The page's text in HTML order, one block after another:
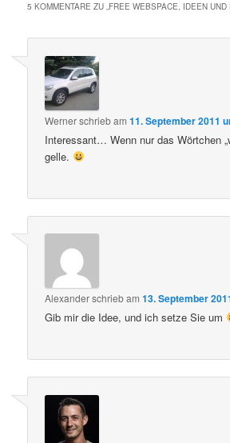
5 KOMMENTARE ZU „FREE WEBSPACE, IDEEN
Wernerschriebam11. September 2011
Interessant… Wenn nur das Wörtchen
gelle.
Alexanderschriebam13. September
Gib mir die Idee, und ich setze Sie um